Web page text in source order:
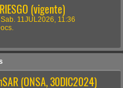
(vigente)
Sab. 11JUL2026, 11:36
(ONSA, 30DIC2024)